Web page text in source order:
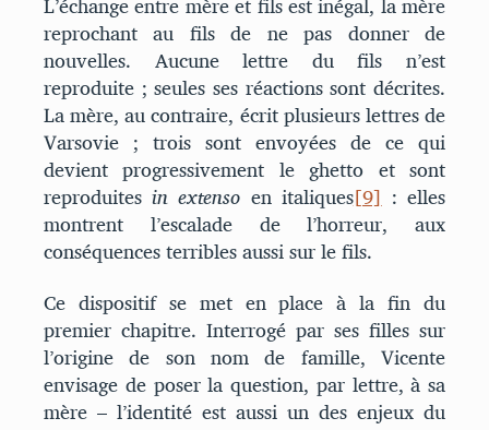
reprochant au fils de ne pas donner de
nouvelles. Aucune lettre du fils n’est
reproduite ; seules ses réactions sont décrites.
La mère, au contraire, écrit plusieurs lettres de
Varsovie ; trois sont envoyées de ce qui
devient progressivement le ghetto et sont
reproduitesin extenso en italiques[9]: elles
montrent l’escalade de l’horreur, aux
conséquences terribles aussi sur le fils.
Ce dispositif se met en place à la fin du
premier chapitre. Interrogé par ses filles sur
l’origine de son nom de famille, Vicente
envisage de poser la question, par lettre, à sa
mère – l’identité est aussi un des enjeux du